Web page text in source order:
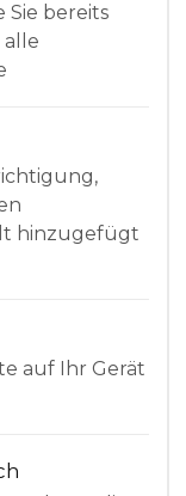
Sie bereits
alle
hinzugefügt
auf Ihr Gerät